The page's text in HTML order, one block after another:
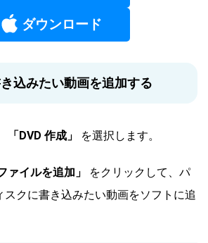
ダウンロード
込みたい動画を追加する
「DVD 作成」 を選択します。
ァイルを追加」
をクリックして、パ
スクに書き込みたい動画をソフトに追